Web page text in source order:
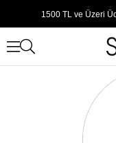
1500 TL ve Üzeri